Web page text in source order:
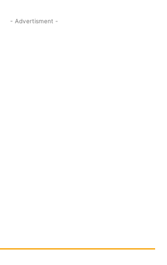
- Advertisment -